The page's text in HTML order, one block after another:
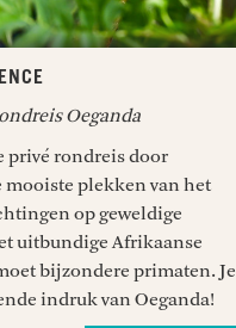
Oeganda
privé rondreis door
mooiste plekken van het
op geweldige
uitbundige Afrikaanse
bijzondere primaten. Je
indruk van Oeganda!